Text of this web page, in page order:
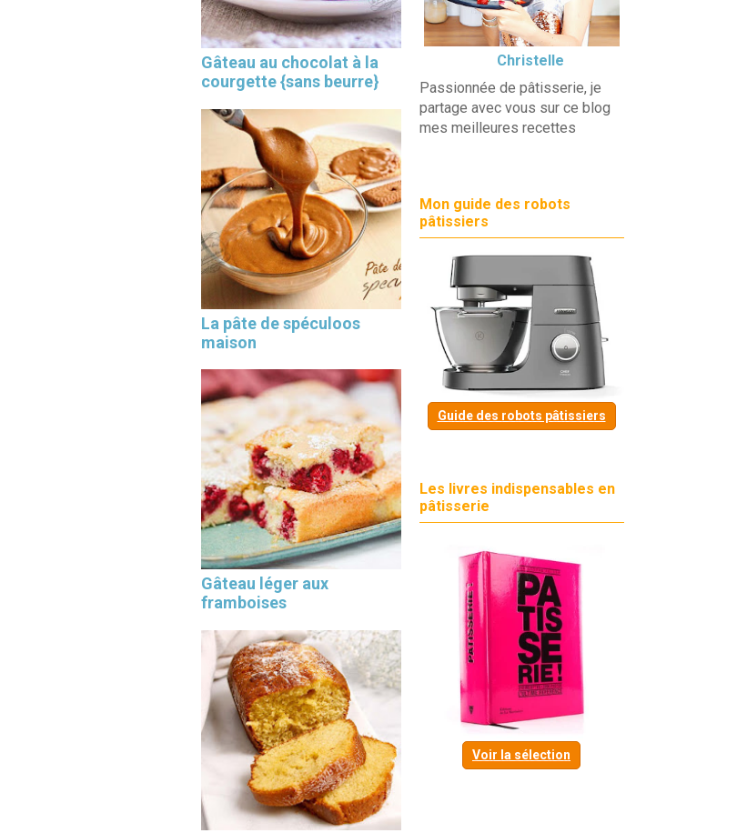
Gâteau au chocolat à la
courgette {sans beurre}
La pâte de spéculoos
maison
Gâteau léger aux
framboises
Christelle
Passionnée de pâtisserie, je
partage avec vous sur ce blog
mes meilleures recettes
Mon guide des robots
pâtissiers
Guide des robots pâtissiers
Les livres indispensables en
pâtisserie
Voir la sélection
×
Les 30 outils indispensables
EN PÂTISSERIE